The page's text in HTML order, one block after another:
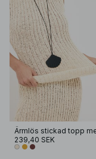
239,40 SEK